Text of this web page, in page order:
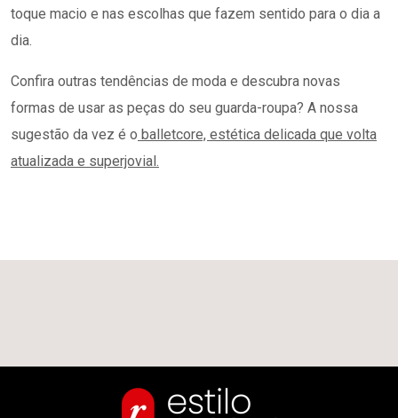
toque macio e nas escolhas que fazem sentido para o dia a
dia.
Confira outras tendências de moda e descubra novas
formas de usar as peças do seu guarda-roupa? A nossa
sugestão da vez é o balletcore, estética delicada que volta
atualizada e superjovial.